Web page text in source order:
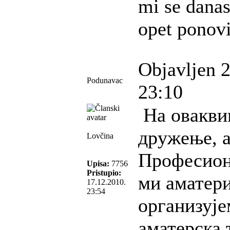
mi se
opet
Podunavac
Objavljen
23:10
Lovčina
Upisa: 7756
Pristupio:
17.12.2010.
23:54
На
дружење,
ми